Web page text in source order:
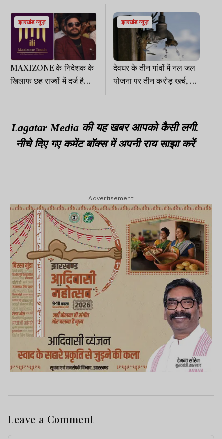
झारखंड न्यूज़
MAXIZONE के निदेशक के
खिलाफ छह राज्यों में दर्ज है
प्राथमिकी
झारखंड न्यूज़
देवघर के तीन गांवों में नल जल
योजना पर तीन करोड़ खर्च, पर
627 घरों को अब भी नहीं मिल
Lagatar Media की यह खबर आपको कैसी लगी.
नीचे दिए गए कमेंट बॉक्स में अपनी राय साझा करें
Advertisement
Leave a Comment